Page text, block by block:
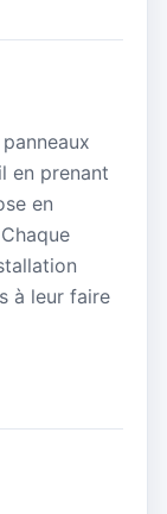
en prenant
en
à leur faire